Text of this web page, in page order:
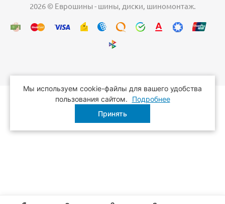
2026 © Еврошины - шины, диски, шиномонтаж.
Мы используем cookie-файлы для вашего удобства
пользования сайтом.
Подробнее
Принять